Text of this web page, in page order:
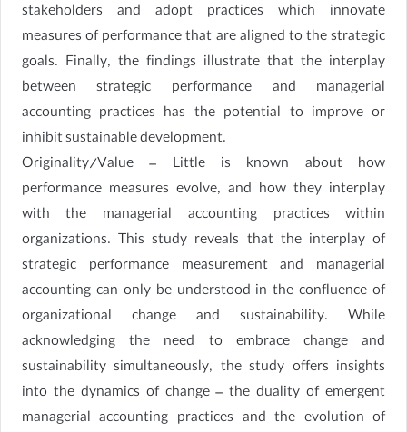
stakeholders and adopt practices which innovate
measures of performance that are aligned to the strategic
goals. Finally, the findings illustrate that the interplay
between strategic performance and managerial
accounting practices has the potential to improve or
inhibit sustainable development.
Originality/Value – Little is known about how
performance measures evolve, and how they interplay
with the managerial accounting practices within
organizations. This study reveals that the interplay of
strategic performance measurement and managerial
accounting can only be understood in the confluence of
organizational change and sustainability. While
acknowledging the need to embrace change and
sustainability simultaneously, the study offers insights
into the dynamics of change – the duality of emergent
managerial accounting practices and the evolution of